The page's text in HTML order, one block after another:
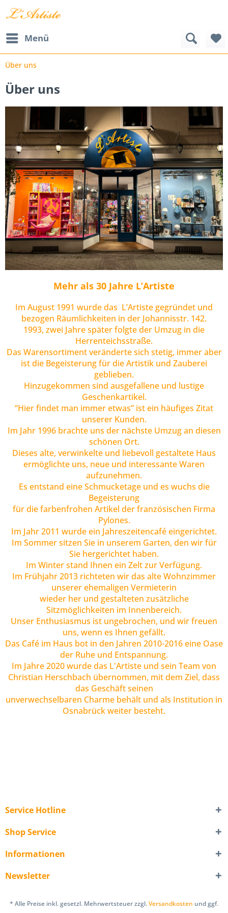
Menü
Über uns
Über uns
Mehr als 30 Jahre L’Artiste
Im August 1991 wurde das L’Artiste gegründet und
bezogen Räumlichkeiten in der Johannisstr. 142.
1993, zwei Jahre später folgte der Umzug in die
Herrenteichsstraße.
Das Warensortiment veränderte sich stetig, immer aber
ist die Begeisterung für die Artistik und Zauberei
geblieben.
Hinzugekommen sind ausgefallene und lustige
Geschenkartikel.
“Hier findet man immer etwas” ist ein häufiges Zitat
unserer Kunden.
Im Jahr 1996 brachte uns der nächste Umzug an diesen
schönen Ort.
Dieses alte, verwinkelte und liebevoll gestaltete Haus
ermöglichte uns, neue und interessante Waren
aufzunehmen.
Es entstand eine Schmucketage und es wuchs die
Begeisterung
für die farbenfrohen Artikel der französischen Firma
Pylones.
Im Jahr 2011 wurde ein Jahreszeitencafé eingerichtet.
Im Sommer sitzen Sie in unserem Garten, den wir für
Sie hergerichtet haben.
Im Winter stand Ihnen ein Zelt zur Verfügung.
Im Frühjahr 2013 richteten wir das alte Wohnzimmer
unserer ehemaligen Vermieterin
wieder her und gestalteten zusätzliche
Sitzmöglichkeiten im Innenbereich.
Unser Enthusiasmus ist ungebrochen, und wir freuen
uns, wenn es Ihnen gefällt.
Das Café im Haus bot in den Jahren 2010-2016 eine Oase
der Ruhe und Entspannung.
Im Jahre 2020 wurde das L'Artiste und sein Team von
Christian Herschbach übernommen, mit dem Ziel, dass
das Geschäft seinen
unverwechselbaren Charme behält und als Institution in
Osnabrück weiter besteht.
Service Hotline
Shop Service
Informationen
Newsletter
* Alle Preise inkl. gesetzl. Mehrwertsteuer zzgl.Versandkosten und ggf.